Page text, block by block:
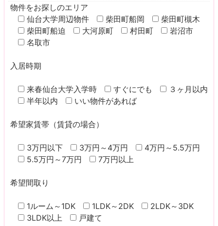
物件をお探しのエリア
仙台大学周辺物件
柴田町船岡
柴田町槻木
柴田町船迫
大河原町 村田町
岩沼市
名取市
入居時期
来春仙台大学入学時 すぐにでも
３ヶ月以内
半年以内
いい物件があれば
希望家賃帯（賃貸の場合）
3万円以下 3万円～4万円
4万円～5.5万円
5.5万円～7万円
7万円以上
希望間取り
1ルーム～1DK 1LDK～2DK
2LDK～3DK
3LDK以上
戸建て